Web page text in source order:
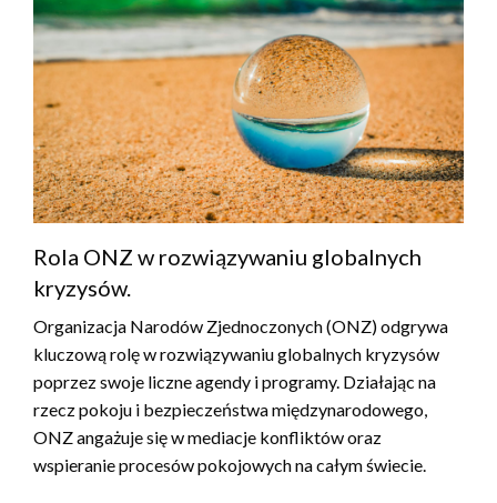
Rola ONZ w rozwiązywaniu globalnych
kryzysów.
Organizacja Narodów Zjednoczonych (ONZ) odgrywa
kluczową rolę w rozwiązywaniu globalnych kryzysów
poprzez swoje liczne agendy i programy. Działając na
rzecz pokoju i bezpieczeństwa międzynarodowego,
ONZ angażuje się w mediacje konfliktów oraz
wspieranie procesów pokojowych na całym świecie.